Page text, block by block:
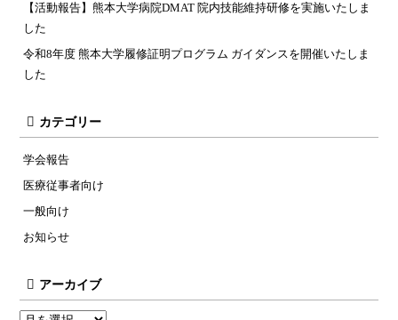
【活動報告】熊本大学病院DMAT 院内技能維持研修を実施いたしま
した
令和8年度 熊本大学履修証明プログラム ガイダンスを開催いたしま
した
カテゴリー
学会報告
医療従事者向け
一般向け
お知らせ
アーカイブ